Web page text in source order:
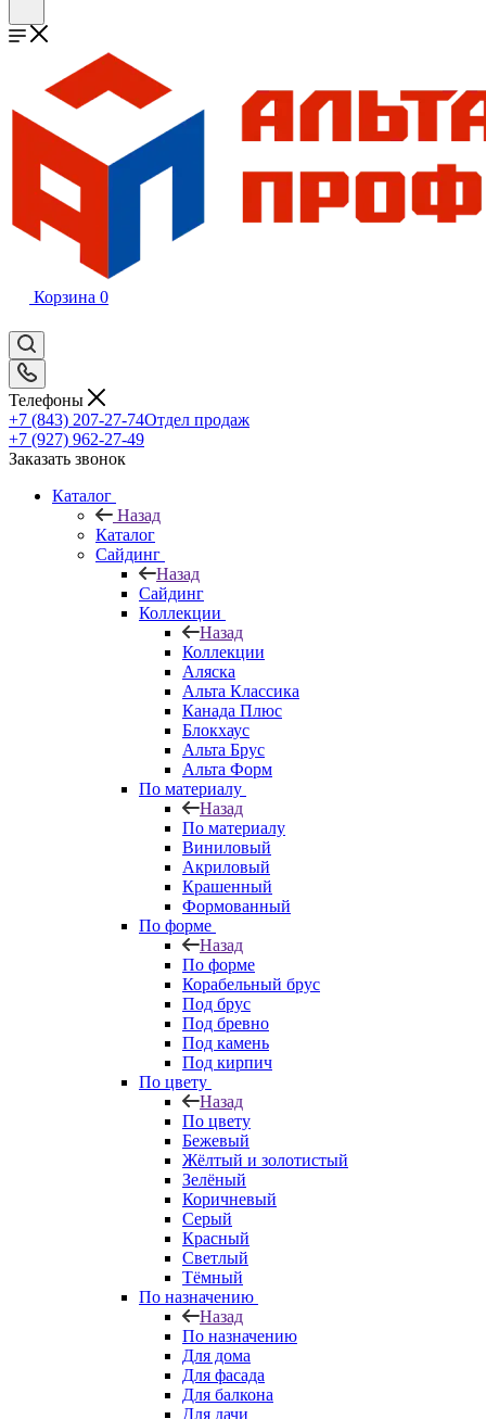
Корзина 0
Телефоны
+7 (843) 207-27-74Отдел продаж
+7 (927) 962-27-49
Заказать звонок
Каталог
Назад
Каталог
Сайдинг
Назад
Сайдинг
Коллекции
Назад
Коллекции
Аляска
Альта Классика
Канада Плюс
Блокхаус
Альта Брус
Альта Форм
По материалу
Назад
По материалу
Виниловый
Акриловый
Крашенный
Формованный
По форме
Назад
По форме
Корабельный брус
Под брус
Под бревно
Под камень
Под кирпич
По цвету
Назад
По цвету
Бежевый
Жёлтый и золотистый
Зелёный
Коричневый
Серый
Красный
Светлый
Тёмный
По назначению
Назад
По назначению
Для дома
Для фасада
Для балкона
Для дачи